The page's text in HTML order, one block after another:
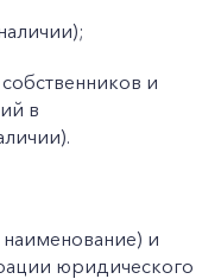
и
в
и
юридического